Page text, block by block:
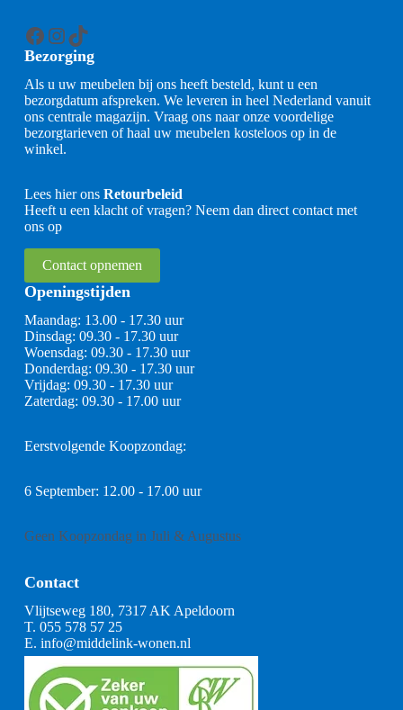
Facebook
Instagram
TikTok
Bezorging
Als u uw meubelen bij ons heeft besteld, kunt u een
bezorgdatum afspreken. We leveren in heel Nederland vanuit
ons centrale magazijn. Vraag ons naar onze voordelige
bezorgtarieven of haal uw meubelen kosteloos op in de
winkel.
Lees hier ons Retourbeleid
Heeft u een klacht of vragen? Neem dan direct contact met
ons op
Contact opnemen
Openingstijden
Maandag: 13.00 - 17.30 uur
Dinsdag: 09.30 - 17.30 uur
Woensdag: 09.30 - 17.30 uur
Donderdag: 09.30 - 17.30 uur
Vrijdag: 09.30 - 17.30 uur
Zaterdag: 09.30 - 17.00 uur
Eerstvolgende Koopzondag:
6 September: 12.00 - 17.00 uur
Geen Koopzondag in Juli & Augustus
Contact
Vlijtseweg 180, 7317 AK Apeldoorn
T. 055 578 57 25
E. info@middelink-wonen.nl